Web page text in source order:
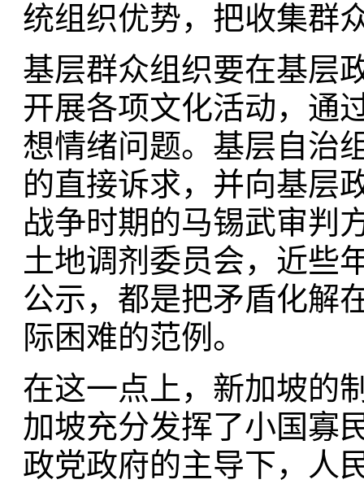
统组织优势，把收集群
基层群众组织要在基层
开展各项文化活动，通
想情绪问题。基层自治
的直接诉求，并向基层
战争时期的马锡武审判
土地调剂委员会，近些
公示，都是把矛盾化解
际困难的范例。
在这一点上，新加坡的
加坡充分发挥了小国寡
政党政府的主导下，人